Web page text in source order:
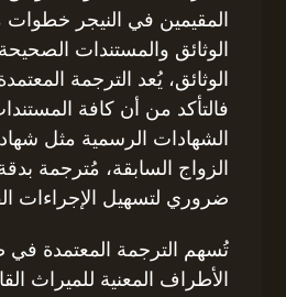
المقيمين في النيجر
الوثائق والمستندات
الوثائق، يُعد الترجمة
فالتأكد من أن كافة
الشهادات الرسمية مثل
الزواج السابقة، مُترجمة
ضروري لتسهيل الإجراءات
تُسهم الترجمة المعتمدة
الأطراف المعنية للميراث